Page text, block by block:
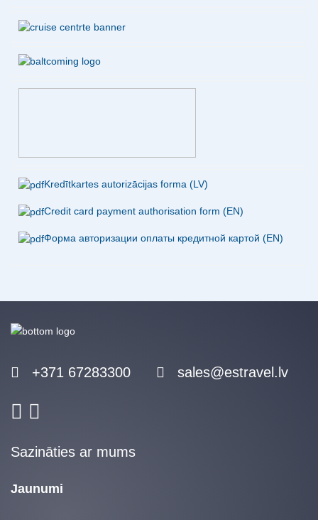
Kredītkartes autorizācijas forma (LV)
Credit card payment authorisation form (EN)
Форма авторизации оплаты кредитной картой (EN)
+371 67283300 sales@estravel.lv
Sazināties ar mums
Jaunumi